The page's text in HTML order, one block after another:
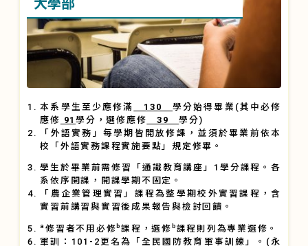
大學部
本系學生至少應修滿 130學分始得畢業(其中必修
應修 91學分，選修應修 39學分)
「外語實務」每學期皆開放修課，並須於畢業前依本
校「外語實務課程實施要點」規定修畢。
學生於畢業前需修習「通識教育講座」1學分課程。各
系依序開課，開課學期不固定。
「農企業管理實習」課程為整學期校外實習課程，含
實習前講習與實習後成果報告與檢討回饋。
a修習者不用必修b課程，選修b課程則列為專業選修。
軍訓：101-2更名為「全民國防教育軍事訓練」。(永